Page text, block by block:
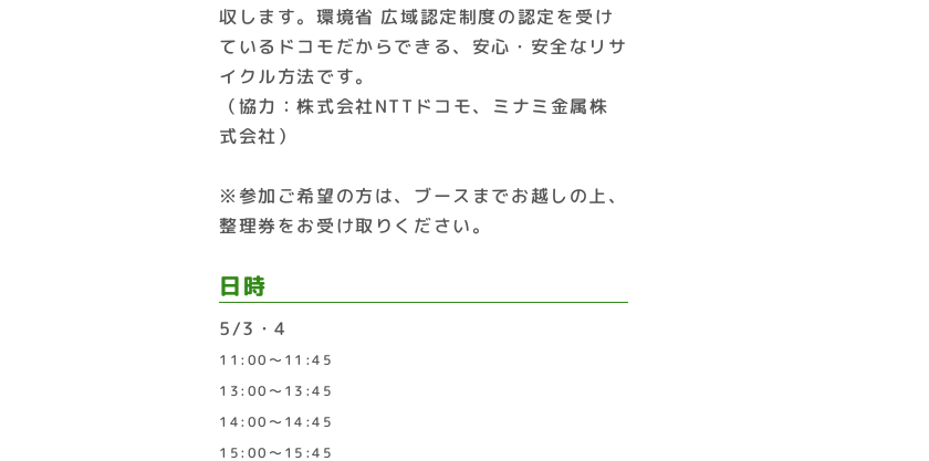
収します。環境省 広域認定制度の認定を受け
ているドコモだからできる、安心・安全なリサ
イクル方法です。
（協力：株式会社NTTドコモ、ミナミ金属株
式会社）
※参加ご希望の方は、ブースまでお越しの上、
整理券をお受け取りください。
日時
5/3・4
11:00～11:45
13:00～13:45
14:00～14:45
15:00～15:45